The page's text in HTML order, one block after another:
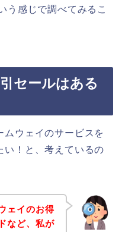
う感じで調べてみるこ
セールはある
ムウェイのサービスを
い！と、考えているの
ェイのお得
など、私が